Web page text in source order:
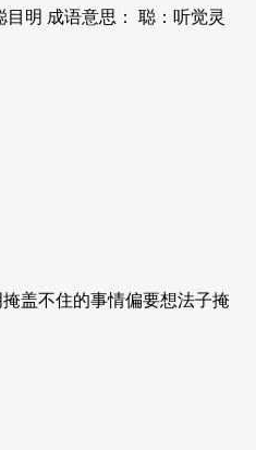
明 成语意思： 聪：听觉灵
盖不住的事情偏要想法子掩